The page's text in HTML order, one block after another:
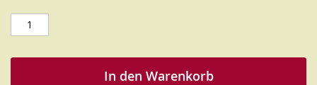
In den Warenkorb